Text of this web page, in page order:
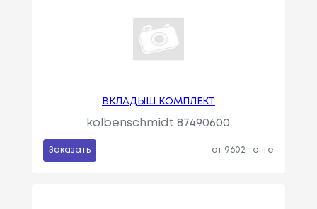
ВКЛАДЫШ КОМПЛЕКТ
kolbenschmidt 87490600
Заказать от 9602 тенге